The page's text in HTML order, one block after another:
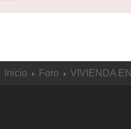
Inicio Foro VIVIENDA